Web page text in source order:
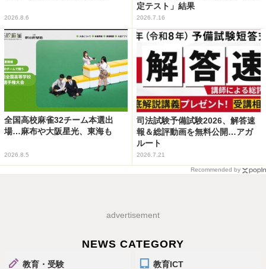
2026.8.6
定テスト」結果
2026.7.16
全国高校麻雀32チーム本選出
場…麻布や大阪星光、東海も
2026.8.5
司法試験予備試験2026、解答速
報＆総評動画を無料公開…アガ
ルート
2026.7.21
Recommended by
advertisement
NEWS CATEGORY
教育・受験 教育ICT